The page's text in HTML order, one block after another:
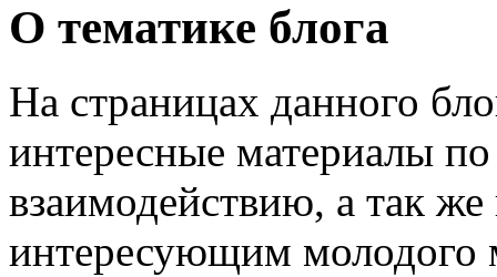
О тематике блога
На страницах данного
интересные материалы
взаимодействию, а так
интересующим молодого